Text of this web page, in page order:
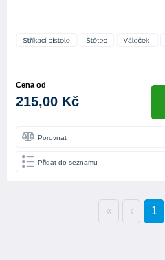
Cena od
215,00 Kč
Porovnat
Přidat do seznamu
« ‹ 1